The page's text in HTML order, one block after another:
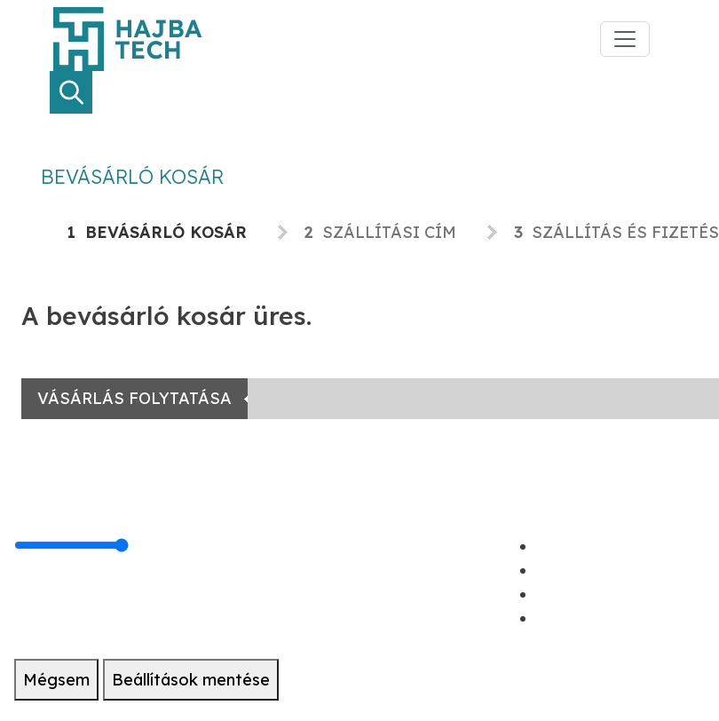
BEVÁSÁRLÓ KOSÁR
1 BEVÁSÁRLÓ KOSÁR 2 SZÁLLÍTÁSI CÍM 3 SZÁLLÍTÁS ÉS FIZETÉS
A bevásárló kosár üres.
VÁSÁRLÁS FOLYTATÁSA
Mégsem Beállítások mentése